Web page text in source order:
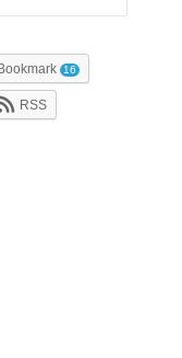
Bookmark 16
RSS